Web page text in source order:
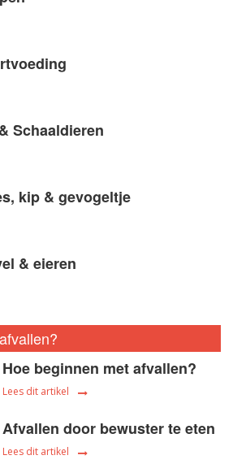
Schaaldieren
kip & gevogeltje
& eieren
Hoe beginnen met afvallen?
Lees dit artikel
Afvallen door bewuster te eten
Lees dit artikel